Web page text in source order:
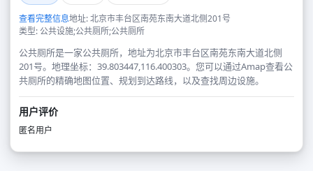
查看完整信息地址: 北京市丰台区南苑东南大道北侧201号
类型: 公共设施;公共厕所;公共厕所
公共厕所是一家公共厕所，地址为北京市丰台区南苑东南大道北侧
201号。地理坐标：39.803447,116.400303。您可以通过Amap查看公
共厕所的精确地图位置、规划到达路线，以及查找周边设施。
用户评价
匿名用户